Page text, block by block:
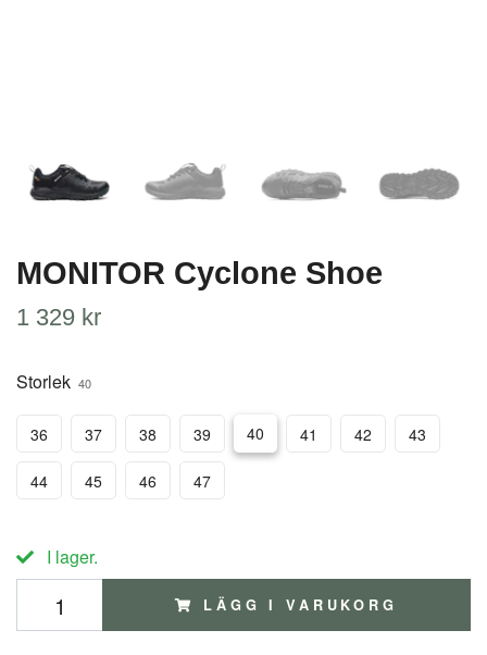
MONITOR Cyclone Shoe
1 329 kr
Storlek 40
36 37 38 39 40 41 42 43
44 45 46 47
I lager.
LÄGG I VARUKORG